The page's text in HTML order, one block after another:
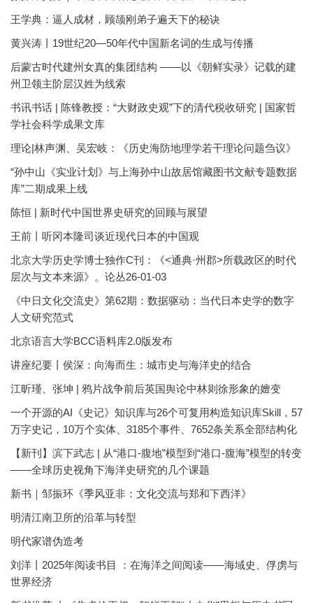
王学典：逼人成材，顾颉刚弟子遍天下的秘诀
黄兴涛丨19世纪20—50年代中国新名词的生成与传播
后蒙古时代建州女真的集团结构 ——以《朝鲜实录》记载的建
州卫领主阶层汉姓为线索
书讯书话 | 陈锋教授：“大财政史观”下的清代税收研究 | 国家哲
学社会科学成果文库
理论|林声渊、吴宏岐：《历史海防地理学若干理论问题刍议》
“孙中山《实业计划》与上海孙中山故居馆藏图书文献专题数据
库”二期成果上线
陈恒 | 新时代中国世界史研究的回顾与展望
王前丨听冈本隆司谈近现代日本的中国观
北京大学历史学博士独作C刊：《<通典·州郡>所载政区的时代
层次与文本来源》。论丛26-01-03
《中日文化交流史》第62期：数据驱动：当代日本史学的数字
人文研究范式
北京语言大学BCC语料库2.0版发布
讲座纪要丨侯深：向海而生：城市史与海洋史的结合
江昕瑾、张坤 | 鸦片战争前后英国舆论中林则徐形象的嬗变
一个开源的AI《史记》知识库与26个可复用构造知识库Skill，57
万字史记，10万个实体、3185个事件、7652条关系全部结构化
【新刊】滨下武志 | 从“港口-腹地”模型到“港口-腹海”模型的转变
——全球历史视角下海洋史研究的几个课题
新书｜邹振环《季风亚非：文化交流与郑和下西洋》
明清江南卫所的沿革与转型
明代家谱伪造考
刘洋丨2025年阅读书目 ：在海洋之间阅读——海域史、俘虏与
世界经济